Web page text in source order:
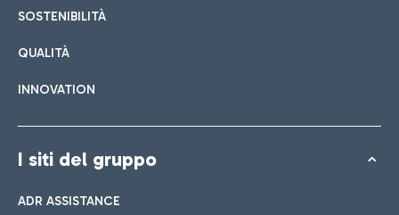
SOSTENIBILITÀ
QUALITÀ
INNOVATION
I siti del gruppo
ADR ASSISTANCE